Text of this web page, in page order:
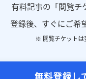
有料記事の「閲覧チ
登録後、すぐにご希
※ 閲覧チケットは
無料登録し